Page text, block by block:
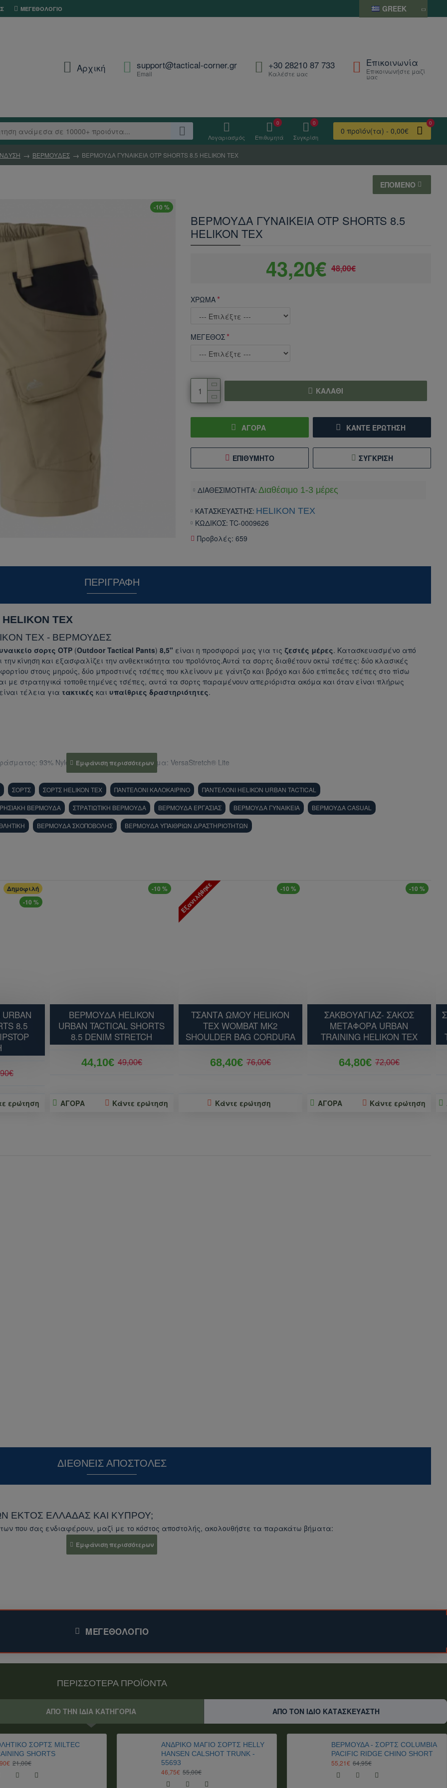
ΜΕΓΕΘΟΛΌΓΙΟ GREEK
Αρχική support@tactical-corner.gr
Email
+30 28210 87 733
Καλέστε μας
Επικοινωνία
Επικοινωνήστε μαζί
μας
Λογαριασμός Επιθυμητά
0
Συγκρίση
0
0 προϊόν(τα) - 0,00€
0
ΒΕΡΜΟΥΔΕΣ ΒΕΡΜΟΥΔΑ ΓΥΝΑΙΚΕΙΑ OTP SHORTS 8.5 HELIKON TEX
ΕΠΌΜΕΝΟ
-10 %
ΒΕΡΜΟΥΔΑ ΓΥΝΑΙΚΕΙΑ OTP SHORTS 8.5
HELIKON TEX
ΔΙΑΘΕΣΙΜΟΤΗΤΑ: Διαθέσιμο 1-3 μέρες
ΚΑΤΑΣΚΕΥΑΣΤΗΣ: HELIKON TEX
ΚΩΔΙΚΟΣ: TC-0009626
Προβολές: 659
43,20€ 48,00€
ΧΡΩΜΑ
ΜΕΓΕΘΟΣ
ΚΑΛΆΘΙ
ΑΓΟΡΑ ΚΆΝΤΕ ΕΡΏΤΗΣΗ
ΕΠΙΘΥΜΗΤΌ ΣΎΓΚΡΙΣΗ
ΠΕΡΙΓΡΑΦΉ
TEX
TEX - ΒΕΡΜΟΥΔΕΣ
σορτς OTP (Outdoor Tactical Pants) 8,5" είναι η προσφορά μας για τις ζεστές μέρες. Κατασκευασμένο από
κίνηση και εξασφαλίζει την ανθεκτικότητα του προϊόντος.Αυτά τα σορτς διαθέτουν οκτώ τσέπες: δύο κλασικές
στους μηρούς, δύο μπροστινές τσέπες που κλείνουν με γάντζο και βρόχο και δύο επίπεδες τσέπες στο πίσω
με στρατηγικά τοποθετημένες τσέπες, αυτά τα σορτς παραμένουν απεριόριστα ακόμα και όταν είναι πλήρως
είναι τέλεια για τακτικές και υπαίθριες δραστηριότητες.
93% Nylon, 7% Elastan Κύριο ύφασμα: VersaStretch® Lite
ΣΟΡΤΣ ΣΟΡΤΣ HELIKON TEX ΠΑΝΤΕΛΟΝΙ ΚΑΛΟΚΑΙΡΙΝΟ ΠΑΝΤΕΛΟΝΙ HELIKON URBAN TACTICAL
ΒΕΡΜΟΥΔΑ ΣΤΡΑΤΙΩΤΙΚΗ ΒΕΡΜΟΥΔΑ ΒΕΡΜΟΥΔΑ ΕΡΓΑΣΙΑΣ ΒΕΡΜΟΥΔΑ ΓΥΝΑΙΚΕΙΑ ΒΕΡΜΟΥΔΑ CASUAL
ΒΕΡΜΟΥΔΑ ΣΚΟΠΟΒΟΛΗΣ ΒΕΡΜΟΥΔΑ ΥΠΑΙΘΡΙΩΝ ΔΡΑΣΤΗΡΙΟΤΗΤΩΝ
Δημοφιλή
-10 %
8.5
ερώτηση
-10 %
ΒΕΡΜΟΥΔΑ HELIKON
URBAN TACTICAL SHORTS
8.5 DENIM STRETCH
44,10€ 49,00€
ΑΓΟΡΑ Κάντε ερώτηση
-10 %
Εξαντλήθηκε
ΤΣΑΝΤΑ ΩΜΟΥ HELIKON
TEX WOMBAT MK2
SHOULDER BAG CORDURA
68,40€ 76,00€
Κάντε ερώτηση
-10 %
ΣΑΚΒΟΥΑΓΙΑΖ- ΣΑΚΟΣ
ΜΕΤΑΦΟΡΑ URBAN
TRAINING HELIKON TEX
64,80€ 72,00€
ΑΓΟΡΑ Κάντε ερώτηση
ΔΙΕΘΝΕΊΣ ΑΠΟΣΤΟΛΈΣ
ΕΚΤΌΣ ΕΛΛΆΔΑΣ ΚΑΙ ΚΎΠΡΟΥ;
που σας ενδιαφέρουν, μαζί με το κόστος αποστολής, ακολουθήστε τα παρακάτω βήματα:
ενδιαφέρουν, μαζί με το κόστος αποστολής.
με το είδος του προϊόντος, τον προορισμό και το βάρος του δέματος.
ΜΕΓΕΘΟΛΌΓΙΟ
ΠΕΡΙΣΣΟΤΕΡΑ ΠΡΟΪΟΝΤΑ
ΑΠΟ ΤΗΝ ΙΔΙΑ ΚΑΤΗΓΟΡΙΑ ΑΠΟ ΤΟΝ ΙΔΙΟ ΚΑΤΑΣΚΕΥΑΣΤΗ
ΣΟΡΤΣ MILTEC
SHORTS
21,00€
ΑΝΔΡΙΚΌ ΜΑΓΙΌ ΣΟΡΤΣ HELLY
HANSEN CALSHOT TRUNK -
55693
46,75€ 55,00€
ΒΕΡΜΟΥΔΑ - ΣΟΡΤΣ COLUMBIA
PACIFIC RIDGE CHINO SHORT
55,21€ 64,95€